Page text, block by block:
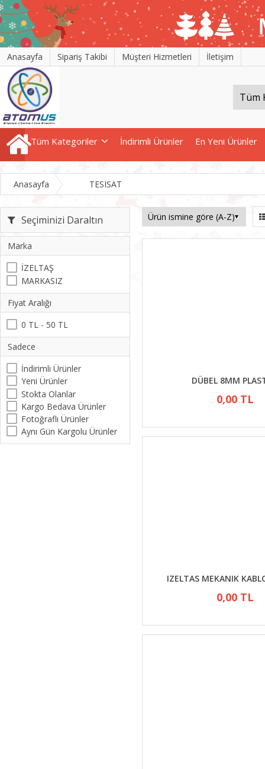
Anasayfa Sipariş Takibi Müşteri Hizmetleri İletişim
Tüm Kategoriler İndirimli Ürünler En Yeni Ürünler
Anasayfa TESISAT
Seçiminizi Daraltın
Marka
İZELTAŞ
MARKASIZ
Fiyat Aralığı
0 TL - 50 TL
Sadece
İndirimli Ürünler
Yeni Ürünler
Stokta Olanlar
Kargo Bedava Ürünler
Fotoğraflı Ürünler
Aynı Gün Kargolu Ürünler
DÜBEL 8MM
0,00 TL
IZELTAS MEKANIK
0,00 TL